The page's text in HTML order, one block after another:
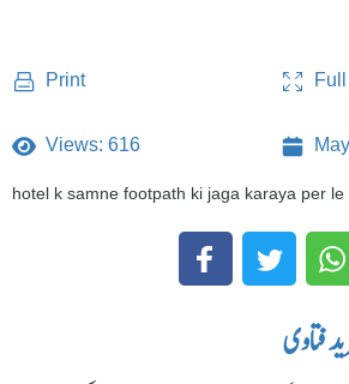
Print
Views: 616
hotel k samne footpath ki jaga karaya per
فتاوی